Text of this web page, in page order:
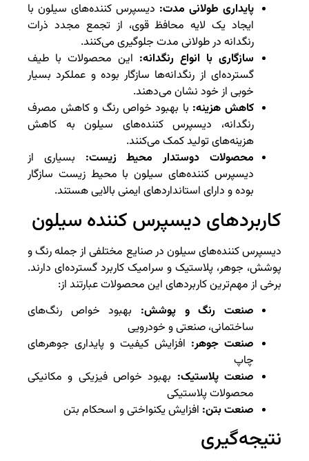
پایداری طولانی مدت: دیسپرس کننده‌های سیلون با
ایجاد یک لایه محافظ قوی، از تجمع مجدد ذرات
رنگدانه در طولانی مدت جلوگیری می‌کنند.
سازگاری با انواع رنگدانه: این محصولات با طیف
گسترده‌ای از رنگدانه‌ها سازگار بوده و عملکرد بسیار
خوبی از خود نشان می‌دهند.
کاهش هزینه: با بهبود خواص رنگ و کاهش مصرف
رنگدانه، دیسپرس کننده‌های سیلون به کاهش
هزینه‌های تولید کمک می‌کنند.
محصولات دوستدار محیط زیست: بسیاری از
دیسپرس کننده‌های سیلون با محیط زیست سازگار
بوده و دارای استانداردهای ایمنی بالایی هستند.
کاربردهای دیسپرس کننده سیلون
دیسپرس کننده‌های سیلون در صنایع مختلفی از جمله رنگ و
پوشش، جوهر، پلاستیک و سرامیک کاربرد گسترده‌ای دارند.
برخی از مهم‌ترین کاربردهای این محصولات عبارتند از:
صنعت رنگ و پوشش: بهبود خواص رنگ‌های
ساختمانی، صنعتی و خودرویی
صنعت جوهر: افزایش کیفیت و پایداری جوهرهای
چاپ
صنعت پلاستیک: بهبود خواص فیزیکی و مکانیکی
محصولات پلاستیکی
صنعت بتن: افزایش یکنواختی و اسحکام بتن
نتیجه‌گیری